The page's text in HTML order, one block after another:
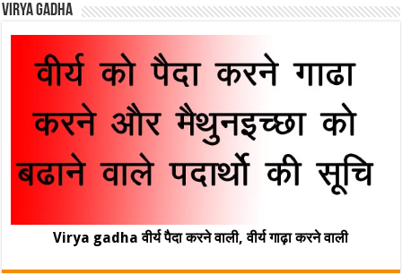
Virya Gadha
Virya gadha वीर्य पैदा करने वाली, वीर्य गाढ़ा करने वाली